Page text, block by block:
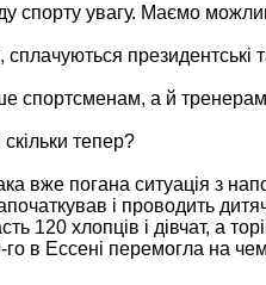
спорту увагу. Маємо
президентські
спортсменам, а й
тепер?
вже погана ситуація з
і проводить
120 хлопців і дівчат, а
в Ессені перемогла на